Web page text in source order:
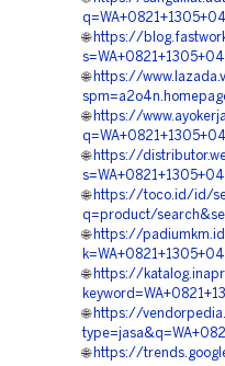
🌐 https://
🌐 https://
🌐 https://
🌐 https://
🌐 https://toco.id/id/
q=product/
🌐 https://
🌐 https://
🌐 https://
🌐 https://